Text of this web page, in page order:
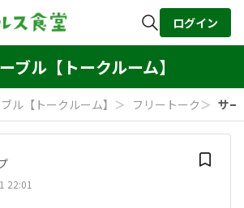
検索
ログイン
ブル【トークルーム】
ル【トークルーム】 ＞ フリートーク ＞ サー
22:01